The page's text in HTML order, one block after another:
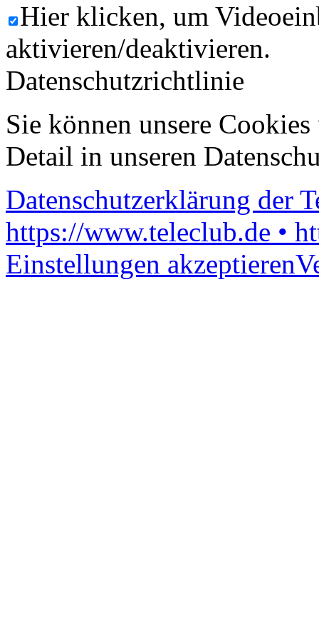
Hier klicken, um
aktivieren/deaktivieren.
Datenschutzrichtlinie
Sie können unsere
Detail in unseren
Datenschutzerklärung der
https://www.teleclub.de •
Einstellungen akzeptieren